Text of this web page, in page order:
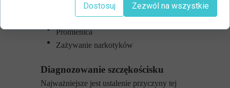
Zapalenie opon mózgowo-rdzeniowych
Promienica
Zażywanie narkotyków
Diagnozowanie szczękościsku
Najważniejsze jest ustalenie przyczyny tej
Dostosuj Zezwól na wszystkie